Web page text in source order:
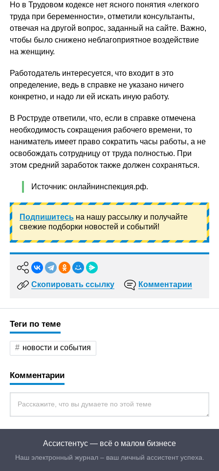
Но в Трудовом кодексе нет ясного понятия «легкого
труда при беременности», отметили консультанты,
отвечая на другой вопрос, заданный на сайте. Важно,
чтобы было снижено неблагоприятное воздействие
на женщину.
Работодатель интересуется, что входит в это
определение, ведь в справке не указано ничего
конкретно, и надо ли ей искать иную работу.
В Роструде ответили, что, если в справке отмечена
необходимость сокращения рабочего времени, то
наниматель имеет право сократить часы работы, а не
освобождать сотрудницу от труда полностью. При
этом средний заработок также должен сохраняться.
Источник: онлайнинспекция.рф.
Подпишитесь на нашу рассылку и получайте
свежие подборки новостей и событий!
Скопировать ссылку Комментарии
Теги по теме
новости и события
Комментарии
Ассистентус — всё о малом бизнесе
Наш электронный журнал – ваш личный ассистент успеха.